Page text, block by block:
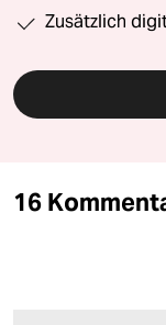
Zusätzlich
16